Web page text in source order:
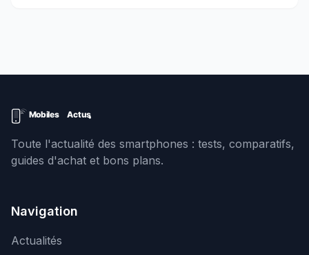
Toute l'actualité des smartphones : tests, comparatifs,
guides d'achat et bons plans.
Navigation
Actualités